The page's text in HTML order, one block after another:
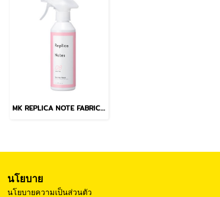
MK REPLICA NOTE FABRIC REFRESHER FEMININE FLOWER SHELL PINK 08 300 mL
นโยบาย
นโยบายความเป็นส่วนตัว